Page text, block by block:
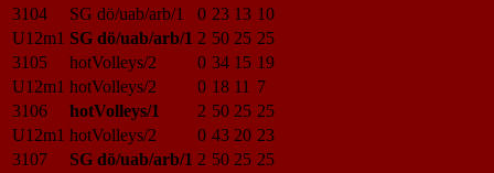
3104
SG dö/uab/arb/1 0 23 13 10
U12m1 SG dö/uab/arb/1 2 50 25 25
3105
hotVolleys/2 0 34 15 19
U12m1 hotVolleys/2 0 18 11 7
3106
hotVolleys/1 2 50 25 25
U12m1 hotVolleys/2 0 43 20 23
3107
SG dö/uab/arb/1 2 50 25 25